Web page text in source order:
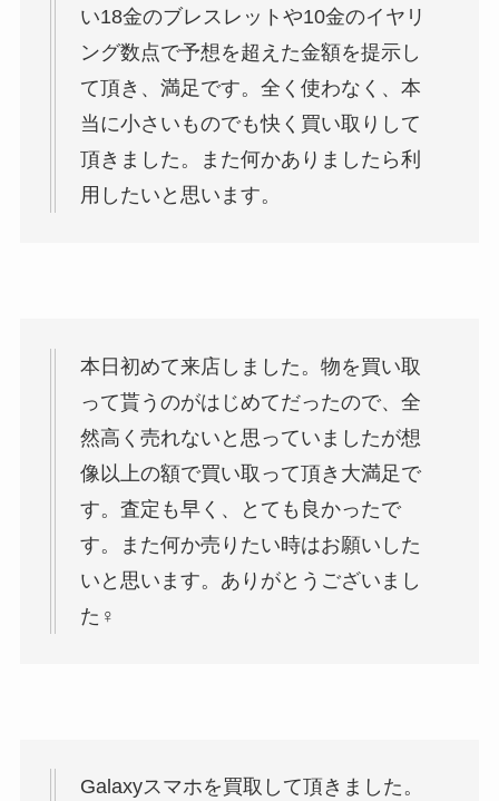
い18金のブレスレットや10金のイヤリ
ング数点で予想を超えた金額を提示し
て頂き、満足です。全く使わなく、本
当に小さいものでも快く買い取りして
頂きました。また何かありましたら利
用したいと思います。
本日初めて来店しました。物を買い取
って貰うのがはじめてだったので、全
然高く売れないと思っていましたが想
像以上の額で買い取って頂き大満足で
す。査定も早く、とても良かったで
す。また何か売りたい時はお願いした
いと思います。ありがとうございまし
た‍♀️
Galaxyスマホを買取して頂きました。